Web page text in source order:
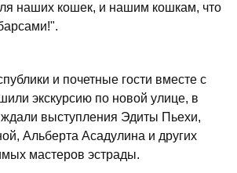
наших кошек, и нашим кошкам, что
и почетные гости вместе с
экскурсию по новой улице, в
ждали выступления Эдиты Пьехи,
Альберта Асадулина и других
мастеров эстрады.